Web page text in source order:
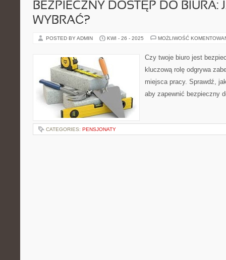
BEZPIECZNY DOSTĘP DO BIURA:
WYBRAĆ?
POSTED BY ADMIN KWI - 26 - 2025 MOŻLIWOŚĆ
Czy twoje biuro jest
kluczową rolę odgrywa
miejsca pracy. Sprawdź,
aby zapewnić bezpieczny
CATEGORIES: PENSJONATY